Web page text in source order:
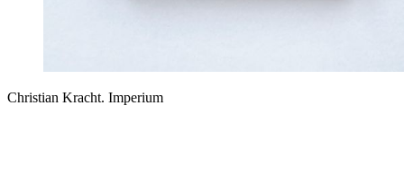
Christian Kracht. Imperium